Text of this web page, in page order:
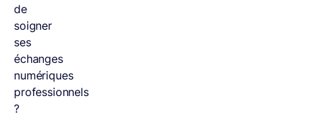
de
soigner
ses
échanges
numériques
professionnels
?